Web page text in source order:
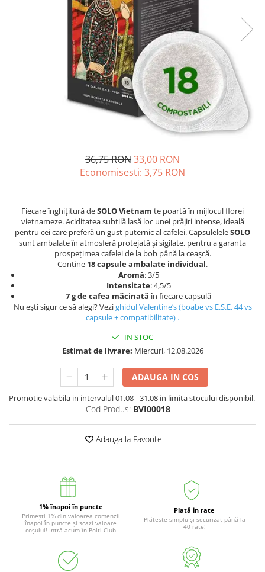
Statii de calcat cu boiler
Statii de calcat cu pompa
Fiare de calcat cu abur
Statii de calcat profesionale
Cafea și espressoare
Espresoare cu capsule
Cafea paduri ESE 44
Mop cu abur
Curatator aburi
Solutii pentru plosnite
Accesorii & Consumabile
Accesorii statii de calcat
Accesorii curatatoare cu abur
Accesorii aspiratoare
Carduri Cadou
36,75 RON33,00 RON
Economisesti: 3,75 RON
Fiecare înghițitură deSOLO Vietnam te poartă în mijlocul florei
vietnameze. Aciditatea subtilă lasă loc unei prăjiri intense, ideală
pentru cei care preferă un gust puternic al cafelei. CapsuleleleSOLO
sunt ambalate în atmosferă protejată și sigilate, pentru a garanta
prospețimea cafelei de la bob până la ceașcă.
Conține 18 capsule ambalate individual.
Aromă: 3/5
Intensitate: 4,5/5
7 g de cafea măcinatăîn fiecare capsulă
Nu ești sigur ce să alegi? Vezighidul Valentine’s (boabe vs E.S.E. 44 vs
capsule + compatibilitate) .
IN STOC
Estimat de livrare: Miercuri, 12.08.2026
ADAUGA IN COS
Promotie valabila in intervalul 01.08 - 31.08 in limita stocului disponibil.
Cod Produs: BVI00018
Adauga la Favorite
1% înapoi în puncte
Primești 1% din valoarea comenzii
înapoi în puncte și scazi valoare
coșului! Intră acum în Polti Club
Plată in rate
Plătește simplu și securizat până la
40 rate!